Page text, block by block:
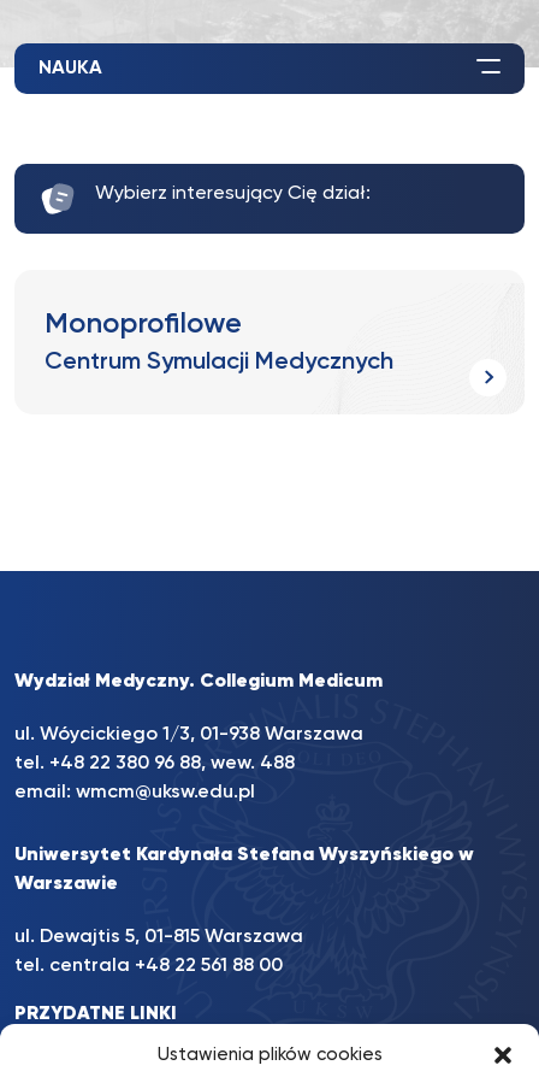
Ustawienia plików cookies
NAUKA
Wybierz interesujący Cię dział:
Monoprofilowe
Centrum Symulacji Medycznych
Wydział Medyczny. Collegium Medicum
ul. Wóycickiego 1/3, 01-938 Warszawa
tel. +48 22 380 96 88, wew. 488
email: wmcm@uksw.edu.pl
Uniwersytet Kardynała Stefana Wyszyńskiego w
Warszawie
ul. Dewajtis 5, 01-815 Warszawa
tel. centrala +48 22 561 88 00
PRZYDATNE LINKI